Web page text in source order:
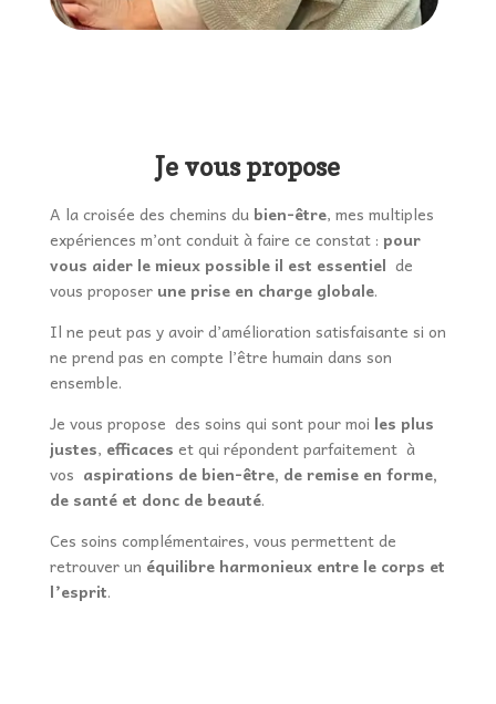
Je vous propose
A la croisée des chemins dubien-être, mes multiples
expériences m’ont conduit à faire ce constat : pour
vous aider le mieux possible il est essentiel de
vous proposer une prise en charge globale.
Il ne peut pas y avoir d’amélioration satisfaisante si on
ne prend pas en compte l’être humain dans son
ensemble.
Je vous propose des soins qui sont pour moi les plus
justes, efficaces et qui répondent parfaitement à
vos aspirations de bien-être, de remise en forme,
de santé et donc de beauté.
Ces soins complémentaires, vous permettent de
retrouver un équilibre harmonieux entre le corps et
l’esprit.